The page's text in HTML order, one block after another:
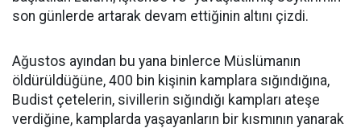
son günlerde artarak devam ettiğinin altını çizdi.
Ağustos ayından bu yana binlerce Müslümanın
öldürüldüğüne, 400 bin kişinin kamplara sığındığına,
Budist çetelerin, sivillerin sığındığı kampları ateşe
verdiğine, kamplarda yaşayanların bir kısmının yanarak